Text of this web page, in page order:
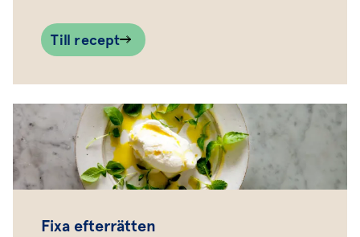
Till recept
Fixa efterrätten